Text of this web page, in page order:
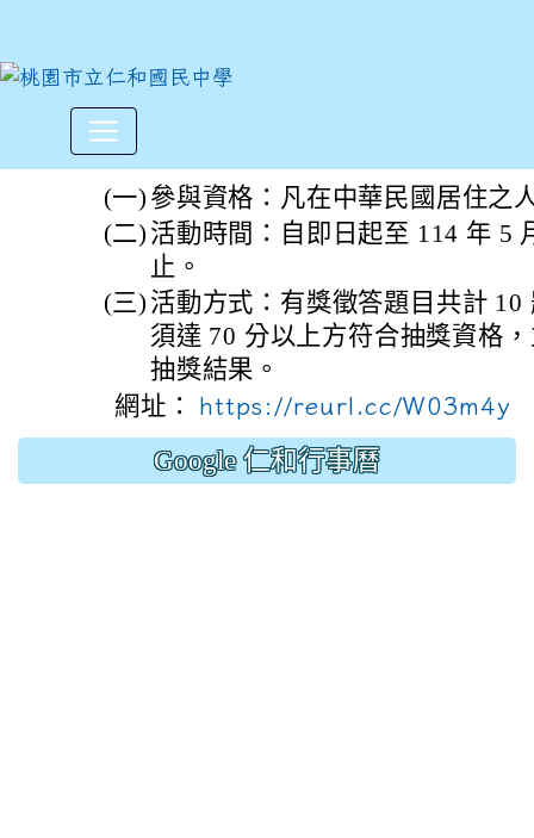
新北市政府警察局辦理「『
(一) 參與資格：凡在中華民國居住之
(二) 活動時間：自即日起至 114 年 5
止。
(三) 活動方式：有獎徵答題目共計
須達 70 分以上方符合抽獎資格
抽獎結果。
網址： https://reurl.cc/W03m4y
Google 仁和行事曆